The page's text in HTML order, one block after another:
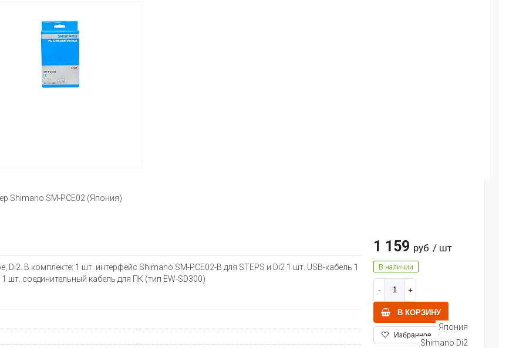
Shimano SM-PCE02 (Япония)
1 159 руб / шт
В наличии
В КОРЗИНУ
Избранное
Di2. В комплекте: 1 шт. интерфейс Shimano SM-PCE02-B для STEPS и Di2 1 шт. USB-кабель 1
шт. соединительный кабель для ПК (тип EW-SD300)
Япония
Shimano Di2